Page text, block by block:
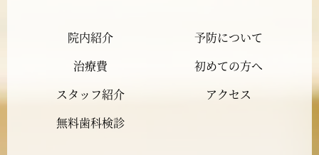
2023年11月
院内紹介
予防について
治療費
初めての方へ
スタッフ紹介
アクセス
無料歯科検診